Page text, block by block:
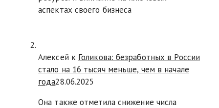
аспектах своего бизнеса
Алексей к Голикова: безработных в России
стало на 16 тысяч меньше, чем в начале
года28.06.2025
Она также отметила снижение числа